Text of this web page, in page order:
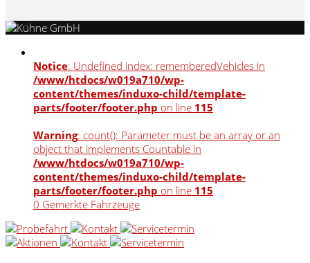
Notice: Undefined index: rememberedVehicles in
/www/htdocs/w019a710/wp-
content/themes/induxo-child/template-
parts/footer/footer.php on line 115
Warning: count(): Parameter must be an array or an
object that implements Countable in
/www/htdocs/w019a710/wp-
content/themes/induxo-child/template-
parts/footer/footer.php on line 115
0 Gemerkte Fahrzeuge